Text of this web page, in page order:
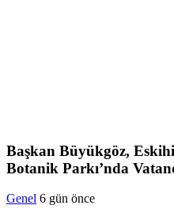
Başkan Büyükgöz,
Botanik Parkı’nda
Genel 6 gün önce